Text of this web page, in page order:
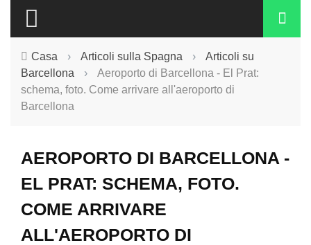
Casa › Articoli sulla Spagna ›
Articoli su
Barcellona
›
Aeroporto di Barcellona - El Prat:
schema, foto. Come arrivare all'aeroporto di
Barcellona
AEROPORTO DI BARCELLONA -
EL PRAT: SCHEMA, FOTO.
COME ARRIVARE
ALL'AEROPORTO DI